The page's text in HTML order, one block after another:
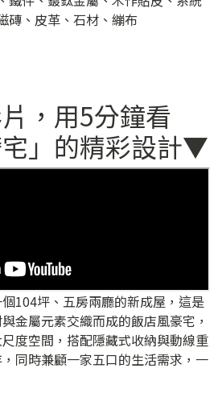
磚、皮革、石材、繃布
，用5分鐘看
宅」的精彩設計▼
104坪、五房兩廳的新成屋，這是
金屬元素交織而成的飯店風豪宅，
度空間，搭配隱藏式收納與動線重
同時兼顧一家五口的生活需求，一